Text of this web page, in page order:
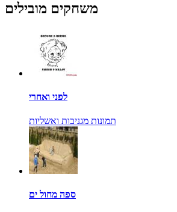
משחקים מובילים
לפני ואחרי
תמונות מגניבות ואשליות
ספה מחול ים